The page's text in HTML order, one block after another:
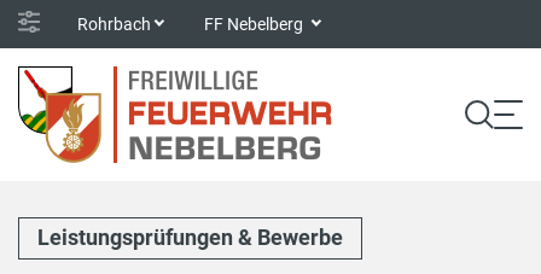
Rohrbach FF Nebelberg
Leistungsprüfungen & Bewerbe